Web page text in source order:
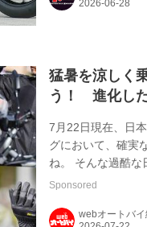
だ。 同店では以
猛暑を涼しく
う！ 進化し
7月22日現在、日
グにおいて、確実
ね。 そんな過酷な
ダーの間で年々注
計と、ユーザーの
Sponsored
webオートバ